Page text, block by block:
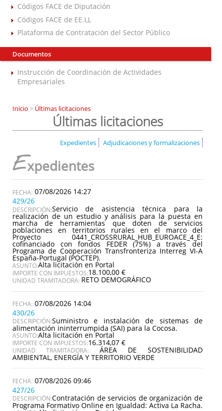
Códigos FACE de Diputación
Códigos FACE de EE.LL
Plataforma de Contratación del Sector Público
Documentos
Instrucción de Coordinación de Actividades
Empresariales
Inicio > Últimas licitaciones
Últimas licitaciones
Expedientes Adjudicaciones y formalizaciones
Expedientes
07/08/2026 14:27
429/26
DESCRIPCIÓN:Servicio de asistencia técnica para la
realización de un estudio y análisis para la puesta en
marcha de herramientas que doten de servicios
poblaciones en territorios rurales en el marco del
Proyecto 0441_CROSSRURAL_HUB_EUROACE_4_E:
cofinanciado con fondos FEDER (75%) a través del
Programa de Cooperación Transfronteriza Interreg VI-A
España-Portugal (POCTEP).
ASUNTO:Alta licitación en Portal
IMPORTE CON IMPUESTOS:18.100,00 €
UNIDAD TRAMITADORA: RETO DEMOGRÁFICO
07/08/2026 14:04
430/26
DESCRIPCIÓN:Suministro e instalación de sistemas de
alimentación ininterrumpida (SAI) para la Cocosa.
ASUNTO:Alta licitación en Portal
IMPORTE CON IMPUESTOS:16.314,07 €
UNIDAD TRAMITADORA: ÁREA DE SOSTENIBILIDAD
AMBIENTAL, ENERGÍA Y TERRITORIO VERDE
07/08/2026 09:46
427/26
DESCRIPCIÓN:Contratación de servicios de organización de
Programa Formativo Online en Igualdad: Activa La Racha.